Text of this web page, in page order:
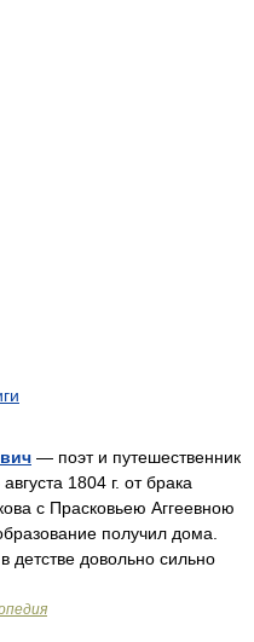
— поэт и путешественник
1804 г. от брака
с Прасковьею Аггеевною
получил дома.
детстве довольно сильно